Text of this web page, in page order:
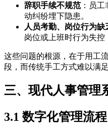
辞职手续不规范：员工
动纠纷埋下隐患。
人员考勤、岗位行为缺
岗位或上班时行为失控
这些问题的根源，在于用工
段，而传统手工方式难以满
三、现代人事管理
3.1 数字化管理流